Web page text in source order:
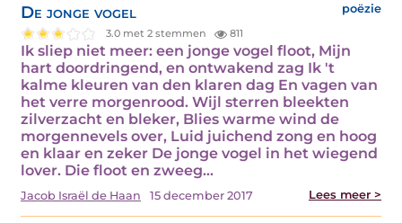
De jonge vogel poëzie
3.0 met 2 stemmen 811
Ik sliep niet meer: een jonge vogel floot, Mijn
hart doordringend, en ontwakend zag Ik 't
kalme kleuren van den klaren dag En vagen van
het verre morgenrood. Wijl sterren bleekten
zilverzacht en bleker, Blies warme wind de
morgennevels over, Luid juichend zong en hoog
en klaar en zeker De jonge vogel in het wiegend
lover. Die floot en zweeg…
Jacob Israël de Haan 15 december 2017 Lees meer >